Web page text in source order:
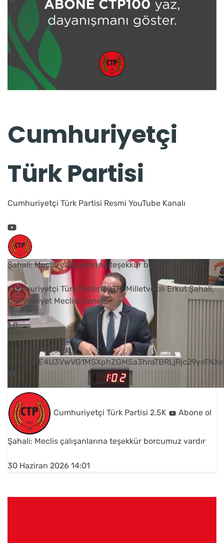
Cumhuriyetçi
Türk Partisi
Cumhuriyetçi Türk Partisi Resmi YouTube Kanalı
Şahali: Meclis çalışanlarına teşekkür borcumuz vardır
Cumhuriyetçi Türk Partisi (CTP) Milletvekili Erkut Şahali,
Cumhuriyet Meclisi Genel...
1 0
YouTube Videosu
Cumhuriyetçi Türk Partisi 2.5K Abone ol
Şahali: Meclis çalışanlarına teşekkür borcumuz vardır
30 Haziran 2026 14:01